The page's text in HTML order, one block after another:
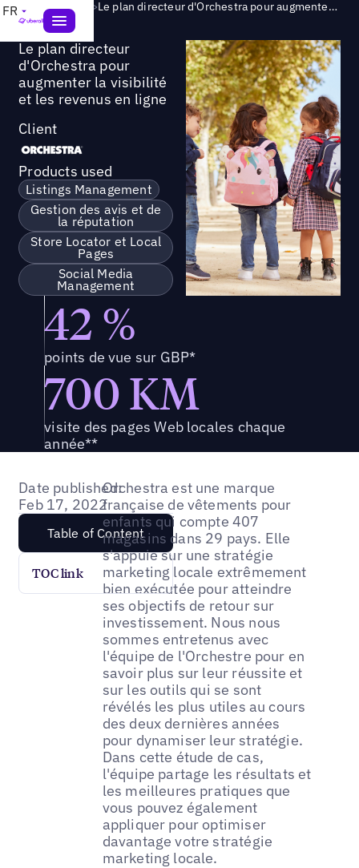
FR Success Story > Le plan directeur d'Orchestra pour augmenter la visibilité et les revenus en ligne
Le plan directeur
d'Orchestra pour
augmenter la visibilité
et les revenus en ligne
Client
Products used
Listings Management
Gestion des avis et de
la réputation
Store Locator et Local
Pages
Social Media
Management
42 %
points de vue sur GBP*
700 KM
visite des pages Web locales chaque
année**
Date published:
Feb 17, 2022
Table of Content
TOC link
Orchestra est une marque
française de vêtements pour
enfants qui compte 407
magasins dans 29 pays. Elle
s'appuie sur une stratégie
marketing locale extrêmement
bien exécutée pour atteindre
ses objectifs de retour sur
investissement. Nous nous
sommes entretenus avec
l'équipe de l'Orchestre pour en
savoir plus sur leur réussite et
sur les outils qui se sont
révélés les plus utiles au cours
des deux dernières années
pour dynamiser leur stratégie.
Dans cette étude de cas,
l'équipe partage les résultats et
les meilleures pratiques que
vous pouvez également
appliquer pour optimiser
davantage votre stratégie
marketing locale.